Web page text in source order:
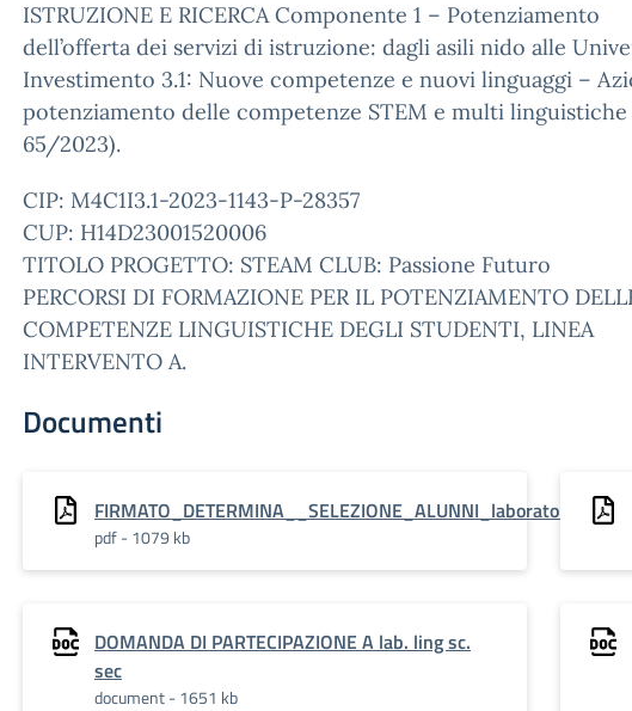
ISTRUZIONE E RICERCA Componente 1 – Potenziamento
dell’offerta dei servizi di istruzione: dagli asili nido alle
Investimento 3.1: Nuove competenze e nuovi linguaggi –
potenziamento delle competenze STEM e multi linguistiche
65/2023).
CIP: M4C1I3.1-2023-1143-P-28357
CUP: H14D23001520006
TITOLO PROGETTO: STEAM CLUB: Passione Futuro
PERCORSI DI FORMAZIONE PER IL POTENZIAMENTO
COMPETENZE LINGUISTICHE DEGLI STUDENTI, LINEA
INTERVENTO A.
Documenti
pdf - 1079 kb
DOMANDA DI PARTECIPAZIONE A lab. ling sc.
sec
document - 1651 kb